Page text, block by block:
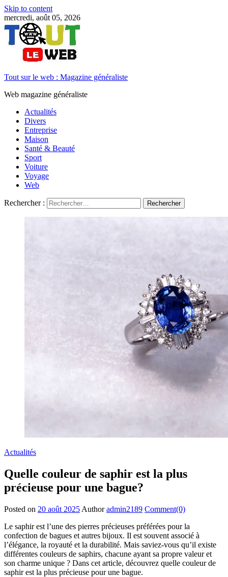
Skip to content
mercredi, août 05, 2026
Tout sur le web : Magazine généraliste
Web magazine généraliste
Actualités
Divers
Entreprise
Maison
Santé & Beauté
Sport
Voiture
Voyage
Web
Rechercher :
Actualités
Quelle couleur de saphir est la plus
précieuse pour une bague?
Posted on 20 août 2025 Author admin2189 Comment(0)
Le saphir est l’une des pierres précieuses préférées pour la
confection de bagues et autres bijoux. Il est souvent associé à
l’élégance, la royauté et la durabilité. Mais saviez-vous qu’il existe
différentes couleurs de saphirs, chacune ayant sa propre valeur et
son charme unique ? Dans cet article, découvrez quelle couleur de
saphir est la plus précieuse pour une bague.